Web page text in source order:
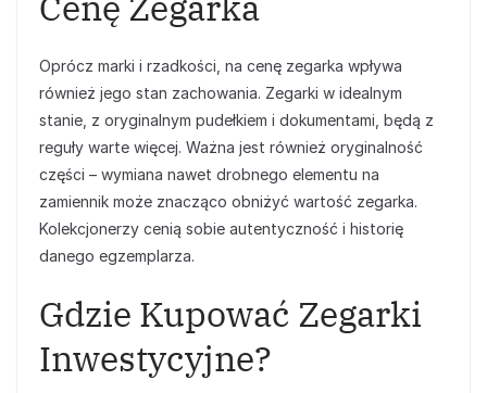
Oprócz marki i rzadkości, na cenę zegarka wpływa
również jego stan zachowania. Zegarki w idealnym
stanie, z oryginalnym pudełkiem i dokumentami, będą z
reguły warte więcej. Ważna jest również oryginalność
części – wymiana nawet drobnego elementu na
zamiennik może znacząco obniżyć wartość zegarka.
Kolekcjonerzy cenią sobie autentyczność i historię
danego egzemplarza.
Gdzie Kupować Zegarki
Inwestycyjne?